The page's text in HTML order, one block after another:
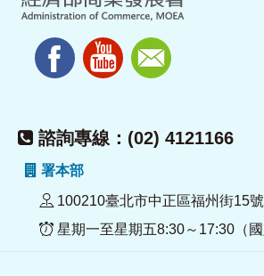
諮詢專線：(02) 4121166
署本部
100210臺北市中正區福州街15號
星期一至星期五8:30～17:30（國